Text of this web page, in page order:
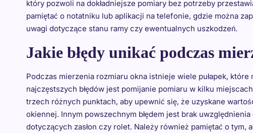
który pozwoli na dokładniejsze pomiary bez potrzeby
pamiętać o notatniku lub aplikacji na telefonie, gdzie można
uwagi dotyczące stanu ramy czy ewentualnych uszkodzeń.
Jakie błędy unikać podczas
Podczas mierzenia rozmiaru okna istnieje wiele pułapek,
najczęstszych błędów jest pomijanie pomiaru w kilku
trzech różnych punktach, aby upewnić się, że uzyskane
okiennej. Innym powszechnym błędem jest brak
dotyczących zasłon czy rolet. Należy również pamiętać o tym,